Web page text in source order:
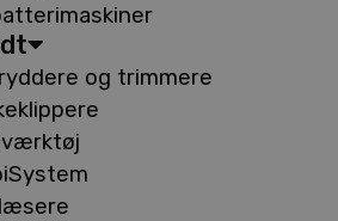
og trimmere